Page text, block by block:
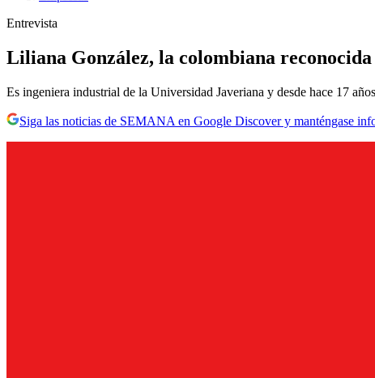
Entrevista
Liliana González, la colombiana
Es ingeniera industrial de la Universidad Javeriana y desde hace 17
Siga las noticias de SEMANA en Google Discover y manténgase